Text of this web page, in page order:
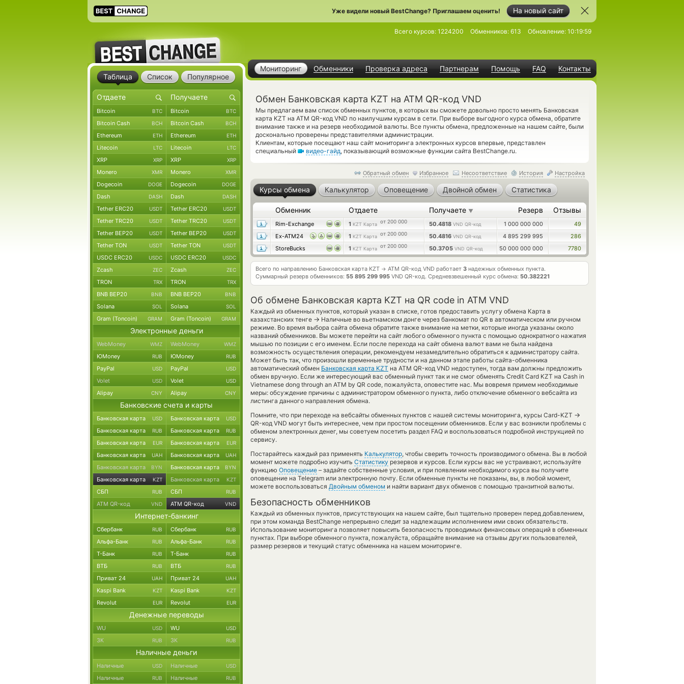
На новый сайт
Уже видели новый BestChange? Приглашаем оценить!
Мониторинг Обменники Проверка адреса Партнерам Помощь FAQ Контакты
Всего курсов: 1224200 Обменников: 613 Обновление: 10:19:59
Обмен Банковская карта KZT на ATM QR-код VND
Мы предлагаем вам список обменных пунктов, в которых вы сможете довольно просто менять Банковская
карта KZT на ATM QR-код VND по наилучшим курсам в сети. При выборе выгодного курса обмена, обратите
внимание также и на резерв необходимой валюты. Все пункты обмена, предложенные на нашем сайте, были
досконально проверены представителями администрации.
Клиентам, которые посещают наш сайт мониторинга электронных курсов впервые, представлен
специальный
видео-гайд, показывающий возможные функции сайта BestChange.ru.
Обратный обмен Избранное Несоответствие История Настройка
Курсы обмена Калькулятор Оповещение Двойной обмен Статистика
Обменник Отдаете Получаете ▼ Резерв Отзывы
Rim-Exchange 1 KZT Карта от 200 000 50.4818 VND QR-код 1 000 000 000
49
Ex-ATM24
1 KZT Карта от 200 000 50.4816 VND QR-код 4 895 299 995
286
StoreBucks
1 KZT Карта от 200 000 50.3705 VND QR-код 50 000 000 000 7780
Всего по направлению Банковская карта KZT → ATM QR-код VND работает 3 надежных обменных пункта.
Суммарный резерв обменников: 55 895 299 995 VND QR-код. Средневзвешенный курс обмена: 50.382221
Об обмене Банковская карта KZT на QR code in ATM VND
Каждый из обменных пунктов, который указан в списке, готов предоставить услугу обмена Карта в
казахстанских тенге → Наличные во вьетнамском донге через банкомат по QR в автоматическом или ручном
режиме. Во время выбора сайта обмена обратите также внимание на метки, которые иногда указаны около
названий обменников. Вы можете перейти на сайт любого обменного пункта с помощью однократного нажатия
мышью по позиции с его именем. Если после перехода на сайт обмена валют вами не была найдена
возможность осуществления операции, рекомендуем незамедлительно обратиться к администратору сайта.
Может быть так, что произошли временные трудности и на данном этапе работы сайта-обменника
автоматический обмен Банковская карта KZT на ATM QR-код VND недоступен, тогда вам должны предложить
обмен вручную. Если же интересующий вас обменный пункт так и не смог обменять Credit Card KZT на Cash in
Vietnamese dong through an ATM by QR code, пожалуйста, оповестите нас. Мы вовремя примем необходимые
меры: обсуждение причины с администратором обменного пункта, либо отключение обменного вебсайта из
листинга данного направления обмена.
Помните, что при переходе на вебсайты обменных пунктов с нашей системы мониторинга, курсы Card-KZT →
QR-код VND могут быть интереснее, чем при простом посещении обменников. Если у вас возникли проблемы с
обменом электронных денег, мы советуем посетить раздел FAQ и воспользоваться подробной инструкцией по
сервису.
Постарайтесь каждый раз применять Калькулятор, чтобы сверить точность производимого обмена. Вы в любой
момент можете подробно изучить Статистику резервов и курсов. Если курсы вас не устраивают, используйте
функцию Оповещение – задайте собственные условия, и при появлении необходимого курса вы получите
оповещение на Telegram или электронную почту. Если обменные пункты не показаны, вы, в любой момент,
можете воспользоваться Двойным обменом и найти вариант двух обменов с помощью транзитной валюты.
Безопасность обменников
Каждый из обменных пунктов, присутствующих на нашем сайте, был тщательно проверен перед добавлением,
при этом команда BestChange непрерывно следит за надлежащим исполнением ими своих обязательств.
Использование мониторинга позволяет повысить безопасность проводимых финансовых операций в обменных
пунктах. При выборе обменного пункта, пожалуйста, обращайте внимание на отзывы других пользователей,
размер резервов и текущий статус обменника на нашем мониторинге.
Таблица Список Популярное
Bitcoin BTC Bitcoin BTC
Bitcoin Cash BCH Bitcoin Cash BCH
Ethereum ETH Ethereum ETH
Litecoin LTC Litecoin LTC
XRP XRP XRP XRP
Monero XMR Monero XMR
Dogecoin DOGE Dogecoin DOGE
Dash DASH Dash DASH
Tether ERC20 USDT Tether ERC20 USDT
Tether TRC20 USDT Tether TRC20 USDT
Tether BEP20 USDT Tether BEP20 USDT
Tether TON USDT Tether TON USDT
USDC ERC20 USDC USDC ERC20 USDC
Zcash ZEC Zcash ZEC
TRON TRX TRON TRX
BNB BEP20 BNB BNB BEP20 BNB
Solana SOL Solana SOL
Gram (Toncoin) GRAM Gram (Toncoin) GRAM
Электронные деньги
WebMoney WMZ WebMoney WMZ
ЮMoney RUB ЮMoney RUB
PayPal USD PayPal USD
Volet USD Volet USD
Alipay CNY Alipay CNY
Банковские счета и карты
Банковская карта USD Банковская карта USD
Банковская карта RUB Банковская карта RUB
Банковская карта EUR Банковская карта EUR
Банковская карта UAH Банковская карта UAH
Банковская карта BYN Банковская карта BYN
Банковская карта KZT Банковская карта KZT
СБП RUB СБП RUB
ATM QR-код VND ATM QR-код VND
Интернет-банкинг
Сбербанк RUB Сбербанк RUB
Альфа-Банк RUB Альфа-Банк RUB
Т-Банк RUB Т-Банк RUB
ВТБ RUB ВТБ RUB
Приват 24 UAH Приват 24 UAH
Kaspi Bank KZT Kaspi Bank KZT
Revolut EUR Revolut EUR
Денежные переводы
WU USD WU USD
ЗК RUB ЗК RUB
Наличные деньги
Наличные USD Наличные USD
Наличные RUB Наличные RUB